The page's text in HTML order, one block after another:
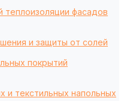
фасадов
и защиты от солей
покрытий
и текстильных напольных